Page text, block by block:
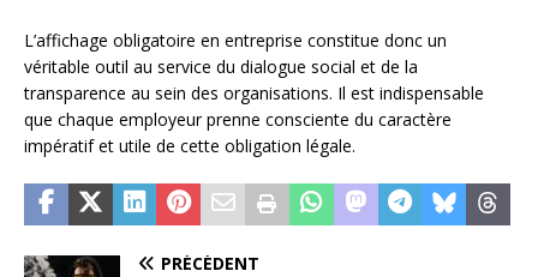
L’affichage obligatoire en entreprise constitue donc un
véritable outil au service du dialogue social et de la
transparence au sein des organisations. Il est indispensable
que chaque employeur prenne consciente du caractère
impératif et utile de cette obligation légale.
PRÉCÉDENT